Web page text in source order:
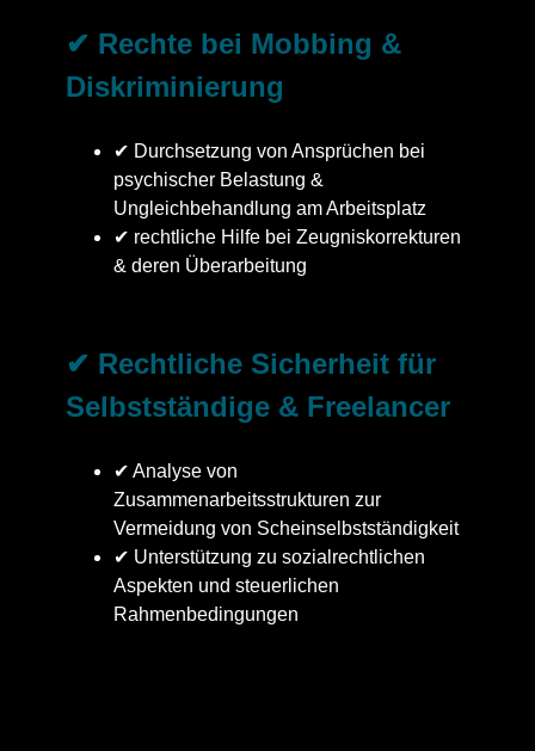
✔ Rechte bei Mobbing &
Diskriminierung
✔ Durchsetzung von Ansprüchen bei
psychischer Belastung &
Ungleichbehandlung am Arbeitsplatz
✔ rechtliche Hilfe bei Zeugniskorrekturen
& deren Überarbeitung
✔ Rechtliche Sicherheit für
Selbstständige & Freelancer
✔ Analyse von
Zusammenarbeitsstrukturen zur
Vermeidung von Scheinselbstständigkeit
✔ Unterstützung zu sozialrechtlichen
Aspekten und steuerlichen
Rahmenbedingungen